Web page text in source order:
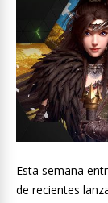
Esta semana
de recientes